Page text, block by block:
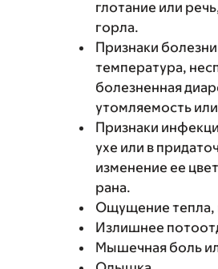
глотание или
горла.
Признаки
температура,
болезненная
утомляемость
Признаки
ухе или в
изменение ее
рана.
Ощущение тепла,
Излишнее
Мышечная боль